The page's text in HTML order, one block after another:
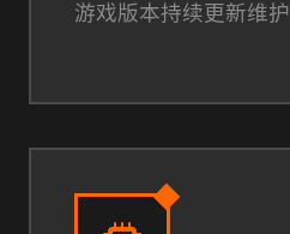
游戏版本持续更新维护